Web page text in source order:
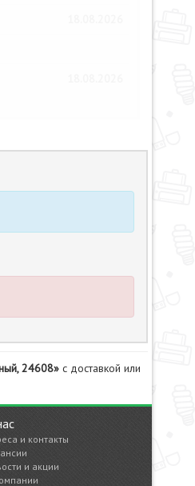
24608»с доставкой или
и контакты
и акции